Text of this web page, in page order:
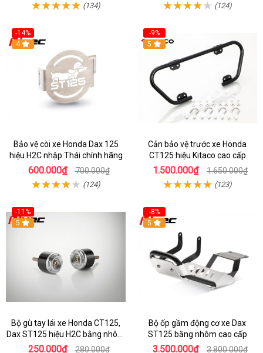
(134) (124)
-14%
4
Bảo vệ còi xe Honda Dax 125
hiệu H2C nhập Thái chính hãng
600.000₫ 700.000₫
(124)
-9%
5
Cản bảo vệ trước xe Honda
CT125 hiệu Kitaco cao cấp
1.500.000₫ 1.650.000₫
(123)
-11%
5
Bộ gù tay lái xe Honda CT125,
Dax ST125 hiệu H2C bằng nhôm
hợp kim
250.000₫ 280.000₫
-8%
5
Bộ ốp gầm động cơ xe Dax
ST125 bằng nhôm cao cấp
3.500.000₫ 3.800.000₫